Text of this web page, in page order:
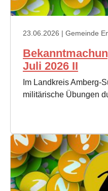
23.06.2026 | Gemeinde
Juli 2026 II
Im Landkreis Amberg-
militärische Übungen